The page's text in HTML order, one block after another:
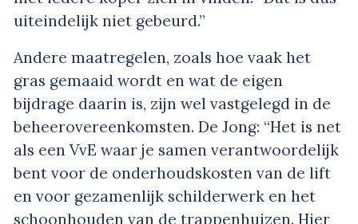
uiteindelijk niet gebeurd.”
Andere maatregelen, zoals hoe vaak het
gras gemaaid wordt en wat de eigen
bijdrage daarin is, zijn wel vastgelegd in de
beheerovereenkomsten. De Jong: “Het is net
als een VvE waar je samen verantwoordelijk
bent voor de onderhoudskosten van de lift
en voor gezamenlijk schilderwerk en het
schoonhouden van de trappenhuizen. Hier